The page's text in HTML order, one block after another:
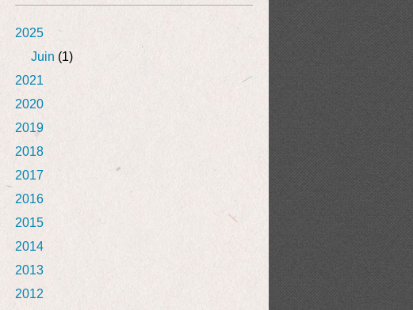
2025
Juin (1)
2021
2020
2019
2018
2017
2016
2015
2014
2013
2012